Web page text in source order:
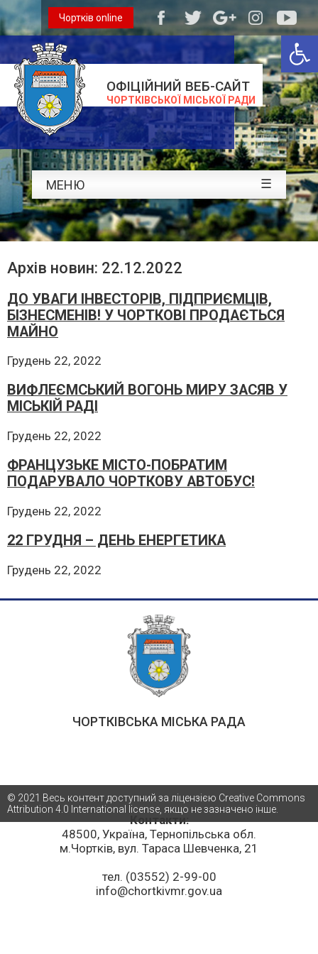
ОФІЦІЙНИЙ ВЕБ-САЙТ
ЧОРТКІВСЬКОЇ МІСЬКОЇ РАДИ
Чортків online
МЕНЮ ☰
Архів новин: 22.12.2022
ДО УВАГИ ІНВЕСТОРІВ, ПІДПРИЄМЦІВ,
БІЗНЕСМЕНІВ! У ЧОРТКОВІ ПРОДАЄТЬСЯ
МАЙНО
Грудень 22, 2022
ВИФЛЕЄМСЬКИЙ ВОГОНЬ МИРУ ЗАСЯВ У
МІСЬКІЙ РАДІ
Грудень 22, 2022
ФРАНЦУЗЬКЕ МІСТО-ПОБРАТИМ
ПОДАРУВАЛО ЧОРТКОВУ АВТОБУС!
Грудень 22, 2022
22 ГРУДНЯ – ДЕНЬ ЕНЕРГЕТИКА
Грудень 22, 2022
ЧОРТКІВСЬКА МІСЬКА РАДА
Контакти:
48500, Україна, Тернопільська обл.
м.Чортків, вул. Тараса Шевченка, 21
тел. (03552) 2-99-00
info@chortkivmr.gov.ua
© 2021 Весь контент доступний за ліцензією Creative Commons
Attribution 4.0 International license, якщо не зазначено інше.